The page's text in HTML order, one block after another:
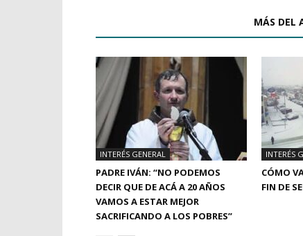
MÁS DEL
INTERÉS GENERAL
PADRE IVÁN: “NO PODEMOS
DECIR QUE DE ACÁ A 20 AÑOS
VAMOS A ESTAR MEJOR
SACRIFICANDO A LOS POBRES”
INTERÉS
CÓMO
FIN DE